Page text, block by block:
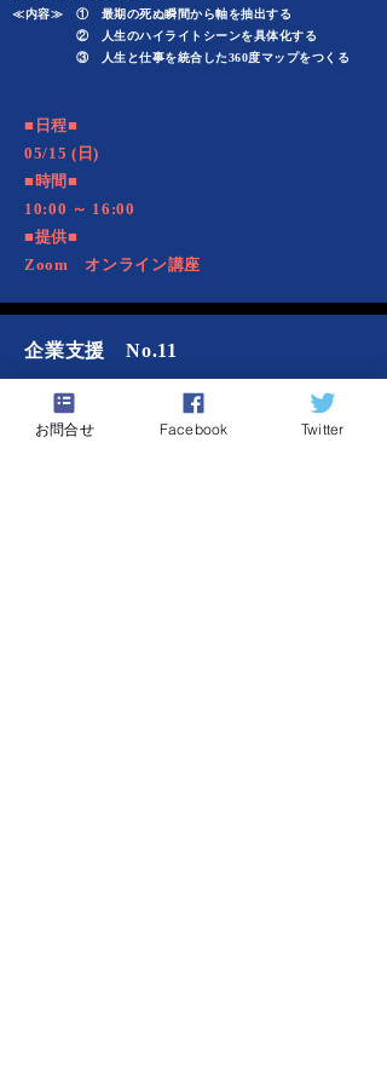
≪内容≫ ① 最期の死ぬ瞬間から軸を抽出する
② 人生のハイライトシーンを具体化する
③ 人生と仕事を統合した360度マップをつくる
​■日程■
05/15 (日)
■時間■
10:00 ～ 16:00
■提供■
Zoom オンライン講座
企業支援 No.11
【 面談の技術
】「 キャリア・サバ
イバル プロの問題解決支援 」
お問合せ Facebook Twitter